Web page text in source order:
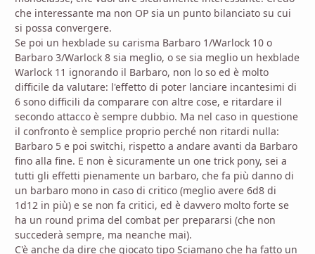
che interessante ma non OP sia un punto bilanciato su cui
si possa convergere.
Se poi un hexblade su carisma Barbaro 1/Warlock 10 o
Barbaro 3/Warlock 8 sia meglio, o se sia meglio un hexblade
Warlock 11 ignorando il Barbaro, non lo so ed è molto
difficile da valutare: l'effetto di poter lanciare incantesimi di
6 sono difficili da comparare con altre cose, e ritardare il
secondo attacco è sempre dubbio. Ma nel caso in questione
il confronto è semplice proprio perché non ritardi nulla:
Barbaro 5 e poi switchi, rispetto a andare avanti da Barbaro
fino alla fine. E non è sicuramente un one trick pony, sei a
tutti gli effetti pienamente un barbaro, che fa più danno di
un barbaro mono in caso di critico (meglio avere 6d8 di
1d12 in più) e se non fa critici, ed è davvero molto forte se
ha un round prima del combat per prepararsi (che non
succederà sempre, ma neanche mai).
C'è anche da dire che giocato tipo Sciamano che ha fatto un